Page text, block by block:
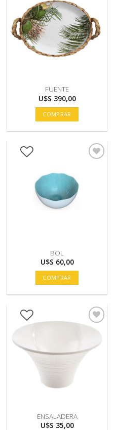
FUENTE
U$S 390,00
COMPRAR
BOL
U$S 60,00
COMPRAR
ENSALADERA
U$S 35,00